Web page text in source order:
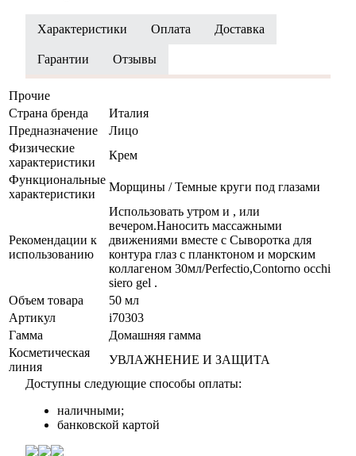
Характеристики Оплата Доставка
Гарантии Отзывы
Прочие
Страна бренда
Италия
Предназначение
Лицо
Физические
характеристики
Крем
Функциональные
характеристики
Морщины / Темные круги под глазами
Рекомендации к
использованию
Использовать утром и , или
вечером.Наносить массажными
движениями вместе с Сыворотка для
контура глаз с планктоном и морским
коллагеном 30мл/Perfectio,Contorno occhi
siero gel .
Объем товара
50 мл
Артикул
i70303
Гамма
Домашняя гамма
Косметическая
линия
УВЛАЖНЕНИЕ И ЗАЩИТА
Доступны следующие способы оплаты:
наличными;
банковской картой